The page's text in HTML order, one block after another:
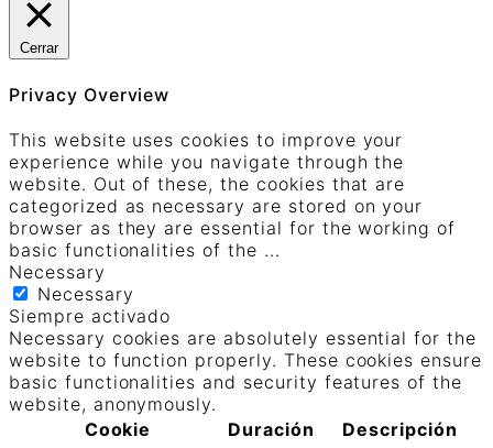
Cerrar
Privacy Overview
This website uses cookies to improve your
experience while you navigate through the
website. Out of these, the cookies that are
categorized as necessary are stored on your
browser as they are essential for the working of
basic functionalities of the ...
Necessary
Necessary
Siempre activado
Necessary cookies are absolutely essential for the
website to function properly. These cookies ensure
basic functionalities and security features of the
website, anonymously.
Cookie
Duración
Descripción